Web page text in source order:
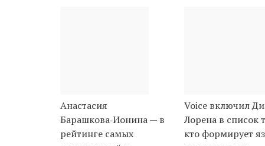
Анастасия
Барашкова‑Ионина — в
рейтинге самых
Voice включил
Лорена в список
кто формирует